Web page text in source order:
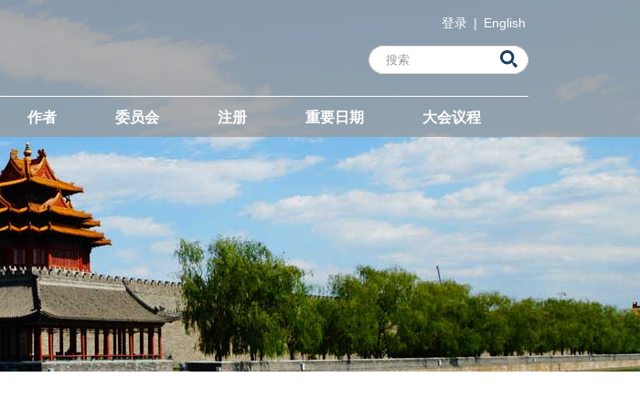
登录 | English
作者 委员会 注册 重要日期 大会议程